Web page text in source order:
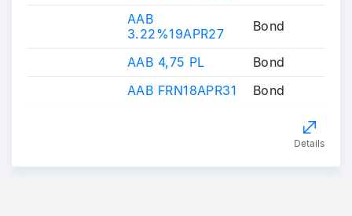
AAB
3.22%19APR27
Bond
AAB 4,75 PL
Bond
AAB FRN18APR31
Bond
Details